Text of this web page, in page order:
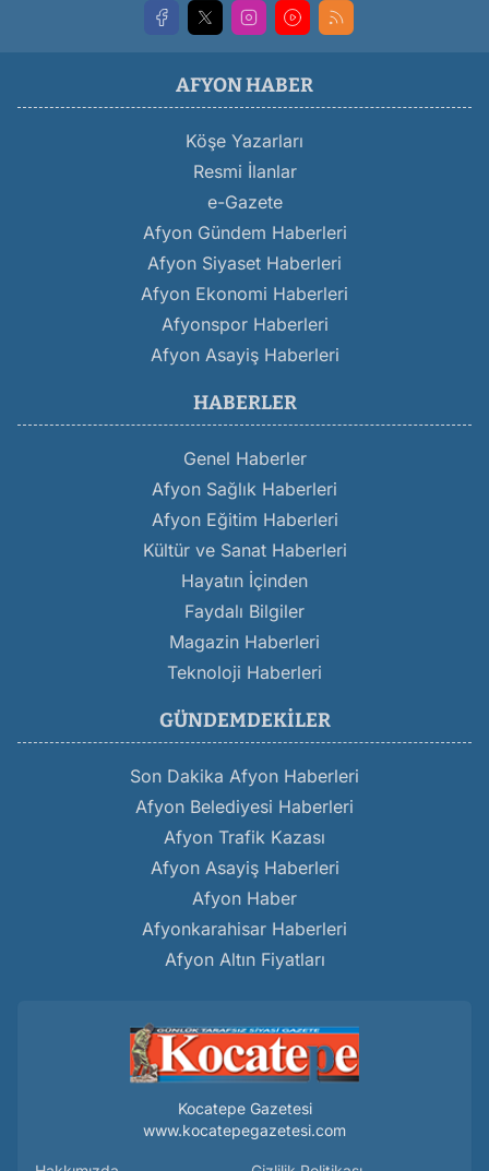
AFYON HABER
Köşe Yazarları
Resmi İlanlar
e-Gazete
Afyon Gündem Haberleri
Afyon Siyaset Haberleri
Afyon Ekonomi Haberleri
Afyonspor Haberleri
Afyon Asayiş Haberleri
HABERLER
Genel Haberler
Afyon Sağlık Haberleri
Afyon Eğitim Haberleri
Kültür ve Sanat Haberleri
Hayatın İçinden
Faydalı Bilgiler
Magazin Haberleri
Teknoloji Haberleri
GÜNDEMDEKILER
Son Dakika Afyon Haberleri
Afyon Belediyesi Haberleri
Afyon Trafik Kazası
Afyon Asayiş Haberleri
Afyon Haber
Afyonkarahisar Haberleri
Afyon Altın Fiyatları
Kocatepe Gazetesi
www.kocatepegazetesi.com